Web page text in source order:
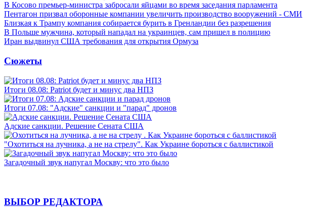
В Косово премьер-министра забросали яйцами во время заседания парламента
Пентагон призвал оборонные компании увеличить производство вооружений - СМИ
Близкая к Трампу компания собирается бурить в Гренландии без разрешения
В Польше мужчина, который нападал на украинцев, сам пришел в полицию
Иран выдвинул США требования для открытия Ормуза
Сюжеты
Итоги 08.08: Patriot будет и минус два НПЗ
Итоги 07.08: "Адские" санкции и "парад" дронов
Адские санкции. Решение Сената США
"Охотиться на лучника, а не на стрелу". Как Украине бороться с баллистикой
Загадочный звук напугал Москву: что это было
ВЫБОР РЕДАКТОРА